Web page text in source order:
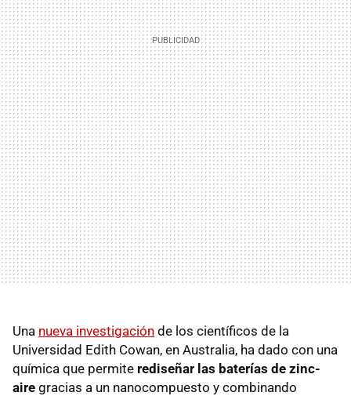
Una nueva investigación de los científicos de la
Universidad Edith Cowan, en Australia, ha dado con una
química que permite rediseñar las baterías de zinc-
aire gracias a un nanocompuesto y combinando